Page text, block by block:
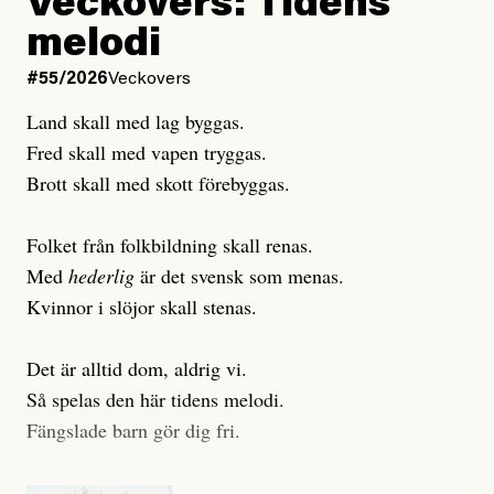
Publicerad6 August, 2026
Uppdaterad7 August, 2026
Publicerad3 August, 2026
Uppdaterad3 August, 2026
melodi
#55/2026Veckovers
Land skall med lag byggas.
Fred skall med vapen tryggas.
Brott skall med skott förebyggas.
Folket från folkbildning skall renas.
Med hederlig är det svensk som menas.
Kvinnor i slöjor skall stenas.
Det är alltid dom, aldrig vi.
Så spelas den här tidens melodi.
Fängslade barn gör dig fri.